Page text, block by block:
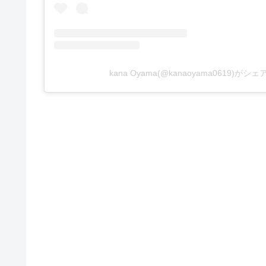
kana Oyama(@kanaoyama0619)がシェ